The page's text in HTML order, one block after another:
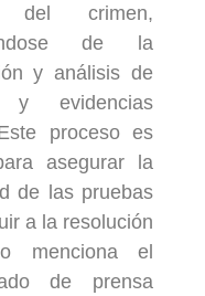
del crimen,
de la
y análisis de
y evidencias
proceso es
asegurar la
de las pruebas
a la resolución
menciona el
de prensa